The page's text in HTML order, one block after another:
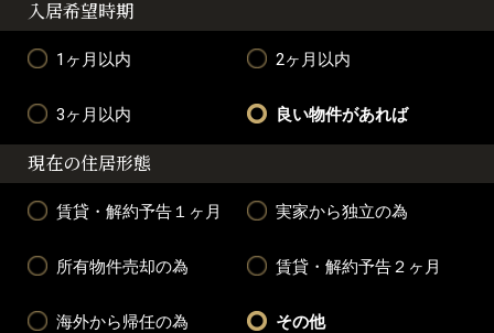
入居希望時期
1ヶ月以内 2ヶ月以内
3ヶ月以内 良い物件があれば
現在の住居形態
賃貸・解約予告１ヶ月 実家から独立の為
所有物件売却の為 賃貸・解約予告２ヶ月
海外から帰任の為 その他